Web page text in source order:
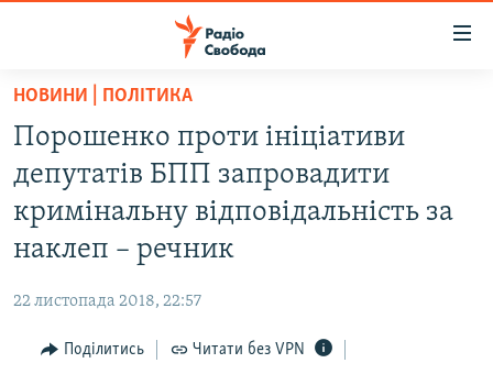
Перейти
основного
матеріалу
Перейти
до
основної
Перейти
пошуку
ВСЕ ЗА ДОБУ
СТАТТІ
КУЛЬТУРА
ДОНБАС.РЕАЛІЇ
КРИМ.РЕАЛІЇ
НОВИНИ | ПОЛІТИКА
Порошенко проти ініціативи
депутатів БПП запровадити
кримінальну відповідальність за
наклеп – речник
22 листопада 2018, 22:57
Поділитись Читати без VPN